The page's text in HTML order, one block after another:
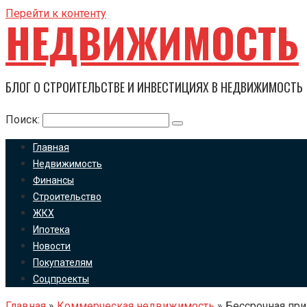
Перейти к контенту
НЕДВИЖИМОСТЬ
БЛОГ О СТРОИТЕЛЬСТВЕ И ИНВЕСТИЦИЯХ В НЕДВИЖИМОСТЬ
Поиск:
Главная
Недвижимость
Финансы
Строительство
ЖКХ
Ипотека
Новости
Покупателям
Соцпроекты